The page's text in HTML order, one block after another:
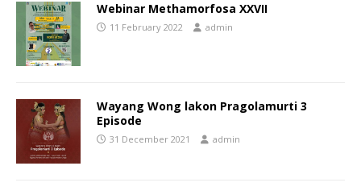
Webinar Methamorfosa XXVII
11 February 2022 admin
Wayang Wong lakon Pragolamurti 3
Episode
31 December 2021 admin